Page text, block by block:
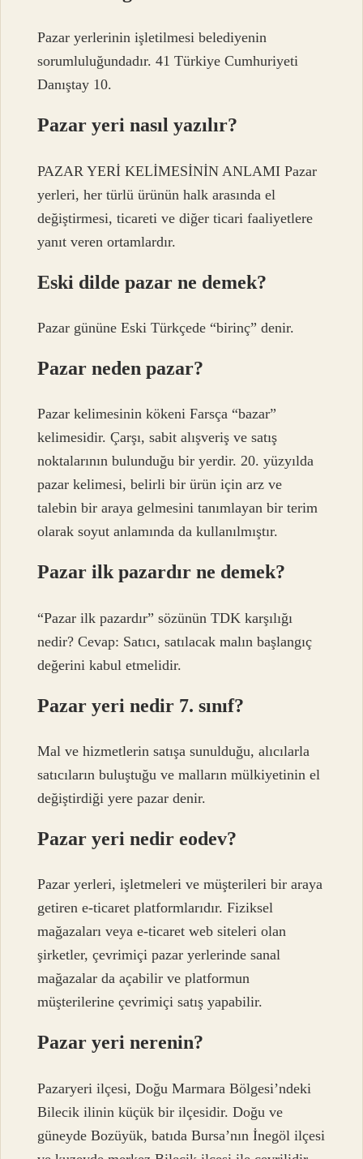
Pazar yerlerinin işletilmesi belediyenin
sorumluluğundadır. 41 Türkiye Cumhuriyeti
Danıştay 10.
Pazar yeri nasıl yazılır?
PAZAR YERİ KELİMESİNİN ANLAMI Pazar
yerleri, her türlü ürünün halk arasında el
değiştirmesi, ticareti ve diğer ticari faaliyetlere
yanıt veren ortamlardır.
Eski dilde pazar ne demek?
Pazar gününe Eski Türkçede “birinç” denir.
Pazar neden pazar?
Pazar kelimesinin kökeni Farsça “bazar”
kelimesidir. Çarşı, sabit alışveriş ve satış
noktalarının bulunduğu bir yerdir. 20. yüzyılda
pazar kelimesi, belirli bir ürün için arz ve
talebin bir araya gelmesini tanımlayan bir terim
olarak soyut anlamında da kullanılmıştır.
Pazar ilk pazardır ne demek?
“Pazar ilk pazardır” sözünün TDK karşılığı
nedir? Cevap: Satıcı, satılacak malın başlangıç ​​
değerini kabul etmelidir.
Pazar yeri nedir 7. sınıf?
Mal ve hizmetlerin satışa sunulduğu, alıcılarla
satıcıların buluştuğu ve malların mülkiyetinin el
değiştirdiği yere pazar denir.
Pazar yeri nedir eodev?
Pazar yerleri, işletmeleri ve müşterileri bir araya
getiren e-ticaret platformlarıdır. Fiziksel
mağazaları veya e-ticaret web siteleri olan
şirketler, çevrimiçi pazar yerlerinde sanal
mağazalar da açabilir ve platformun
müşterilerine çevrimiçi satış yapabilir.
Pazar yeri nerenin?
Pazaryeri ilçesi, Doğu Marmara Bölgesi’ndeki
Bilecik ilinin küçük bir ilçesidir. Doğu ve
güneyde Bozüyük, batıda Bursa’nın İnegöl ilçesi